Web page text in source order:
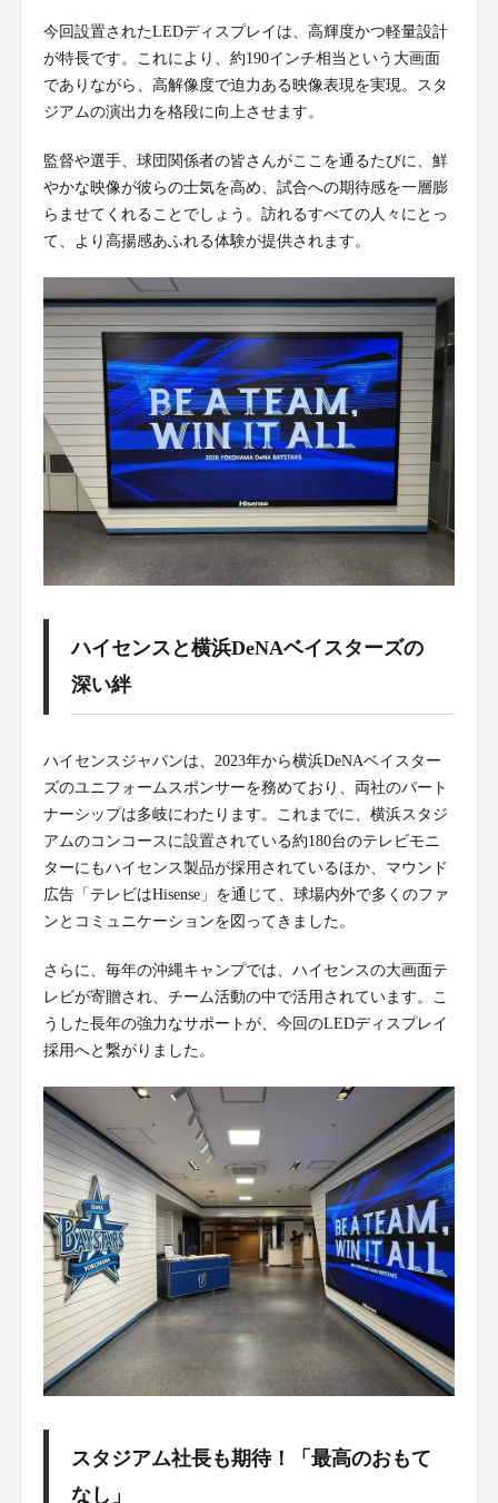
今回設置されたLEDディスプレイは、高輝度かつ軽量設計
が特長です。これにより、約190インチ相当という大画面
でありながら、高解像度で迫力ある映像表現を実現。スタ
ジアムの演出力を格段に向上させます。
監督や選手、球団関係者の皆さんがここを通るたびに、鮮
やかな映像が彼らの士気を高め、試合への期待感を一層膨
らませてくれることでしょう。訪れるすべての人々にとっ
て、より高揚感あふれる体験が提供されます。
ハイセンスと横浜DeNAベイスターズの
深い絆
ハイセンスジャパンは、2023年から横浜DeNAベイスター
ズのユニフォームスポンサーを務めており、両社のパート
ナーシップは多岐にわたります。これまでに、横浜スタジ
アムのコンコースに設置されている約180台のテレビモニ
ターにもハイセンス製品が採用されているほか、マウンド
広告「テレビはHisense」を通じて、球場内外で多くのファ
ンとコミュニケーションを図ってきました。
さらに、毎年の沖縄キャンプでは、ハイセンスの大画面テ
レビが寄贈され、チーム活動の中で活用されています。こ
うした長年の強力なサポートが、今回のLEDディスプレイ
採用へと繋がりました。
スタジアム社長も期待！「最高のおもて
なし」